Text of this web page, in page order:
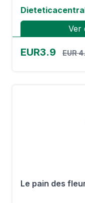
Ver
EUR3.9 EUR
Le pain des